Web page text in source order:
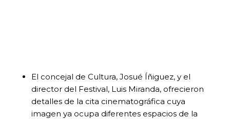
El concejal de Cultura, Josué Íñiguez, y el
director del Festival, Luis Miranda, ofrecieron
detalles de la cita cinematográfica cuya
imagen ya ocupa diferentes espacios de la